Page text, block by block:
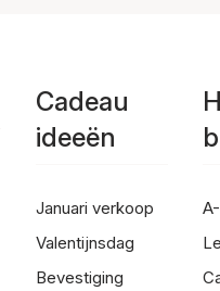
Cadeau
ideeën
Januari verkoop
Valentijnsdag
Bevestiging